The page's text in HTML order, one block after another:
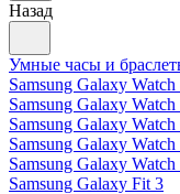
Назад
Умные часы и
Samsung Galaxy Watch
Samsung Galaxy Watch
Samsung Galaxy Watch
Samsung Galaxy
Samsung Galaxy Watch
Samsung Galaxy Fit 3